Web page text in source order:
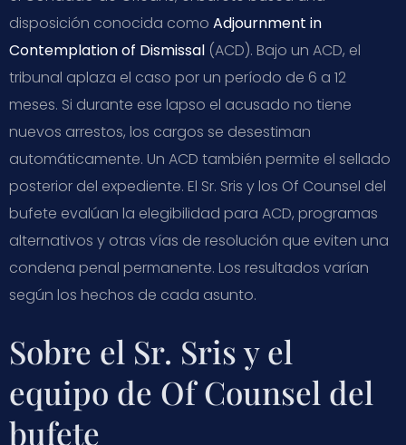
disposición conocida como Adjournment in
Contemplation of Dismissal (ACD). Bajo un ACD, el
tribunal aplaza el caso por un período de 6 a 12
meses. Si durante ese lapso el acusado no tiene
nuevos arrestos, los cargos se desestiman
automáticamente. Un ACD también permite el sellado
posterior del expediente. El Sr. Sris y los Of Counsel del
bufete evalúan la elegibilidad para ACD, programas
alternativos y otras vías de resolución que eviten una
condena penal permanente. Los resultados varían
según los hechos de cada asunto.
Sobre el Sr. Sris y el
equipo de Of Counsel del
bufete